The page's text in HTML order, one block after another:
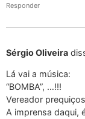
Responder
Sérgio Oliveira
Lá vai a música:
“BOMBA”, …!!!
Vereador
A imprensa daqui,